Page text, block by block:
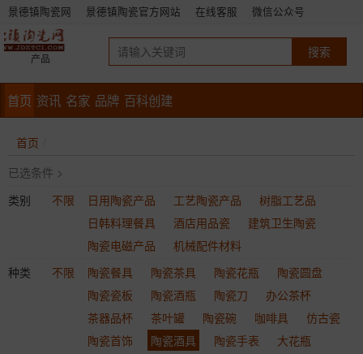
景德镇陶瓷网 景德镇陶瓷官方网站 在线客服 微信公众号
产品
首页 资讯 名家 品牌 百科创建
首页
已选条件 >
类别
不限 日用陶瓷产品 工艺陶瓷产品
树脂工艺品
日韩料理餐具
酒店用品瓷
建筑卫生陶瓷
陶瓷电磁产品
机械配件材料
种类
不限 陶瓷餐具 陶瓷茶具 陶瓷花瓶
陶瓷圆盘
陶瓷瓷板
陶瓷酒瓶 陶瓷刀
办公茶杯
茶器品杯
茶叶罐 陶瓷碗 咖啡具
仿古瓷
陶瓷首饰
陶瓷酒具 陶瓷手表
大花瓶